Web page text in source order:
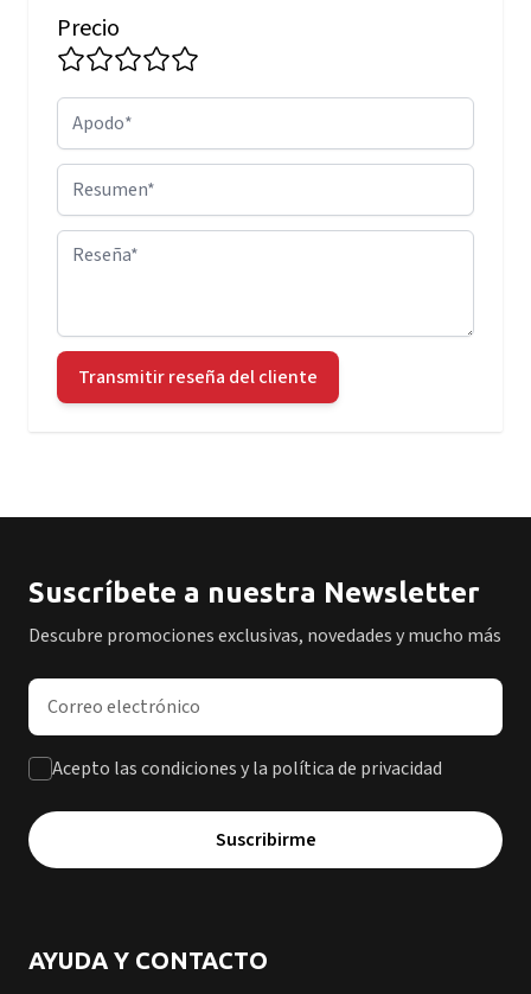
Precio
Apodo
Resumen
Reseña
Transmitir reseña del cliente
Suscríbete a nuestra Newsletter
Descubre promociones exclusivas, novedades y mucho más
Dirección de correo electrónico
Acepto las condiciones y la política de privacidad
Suscribirme
AYUDA Y CONTACTO